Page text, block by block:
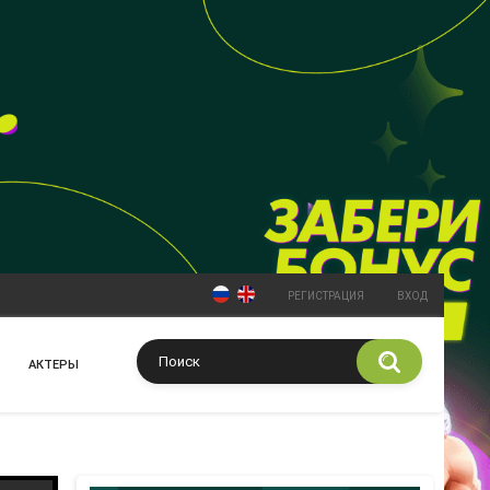
РЕГИСТРАЦИЯ ВХОД
АКТЕРЫ